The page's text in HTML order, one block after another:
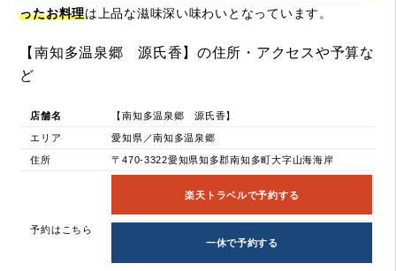
ったお料理は上品な滋味深い味わいとなっています。
【南知多温泉郷 源氏香】の住所・アクセスや予算な
ど
店舗名 【南知多温泉郷 源氏香】
エリア 愛知県／南知多温泉郷
住所 〒470-3322愛知県知多郡南知多町大字山海海岸
予約はこちら
楽天トラベルで予約する
一休で予約する